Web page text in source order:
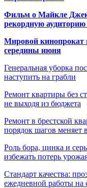
Фильм о Майкле
рекордную
Мировой кинопрокат
середины июня
Генеральная уборка
наступить на грабли
Ремонт квартиры без
не выходя из бюджета
Ремонт в брестской
порядок шагов меняет
Роль бора, цинка и
избежать потерь
Стандарт качества:
ежедневной работы на